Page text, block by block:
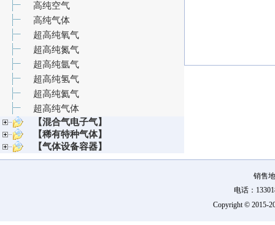
高纯空气
高纯气体
超高纯氧气
超高纯氮气
超高纯氩气
超高纯氢气
超高纯氦气
超高纯气体
【混合气电子气】
【稀有特种气体】
【气体设备容器】
销售
电话：
Copyright © 2015-